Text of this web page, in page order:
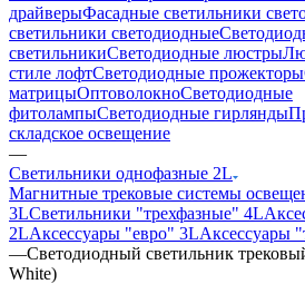
драйверыФасадные светильники
светильники светодиодные
светильникиСветодиодные люстры
стиле лофтСветодиодные прожекторы
матрицыОптоволокноСветодиодные
фитолампыСветодиодные гирлянды
складское освещение
—
Светильники однофазные 2L
Магнитные трековые системы
3LСветильники "трехфазные" 4L
2LАксессуары "евро" 3LАксессуары
—Светодиодный светильник
White)